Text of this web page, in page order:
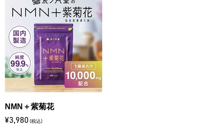
NMN＋紫菊花
¥3,980 (税込)